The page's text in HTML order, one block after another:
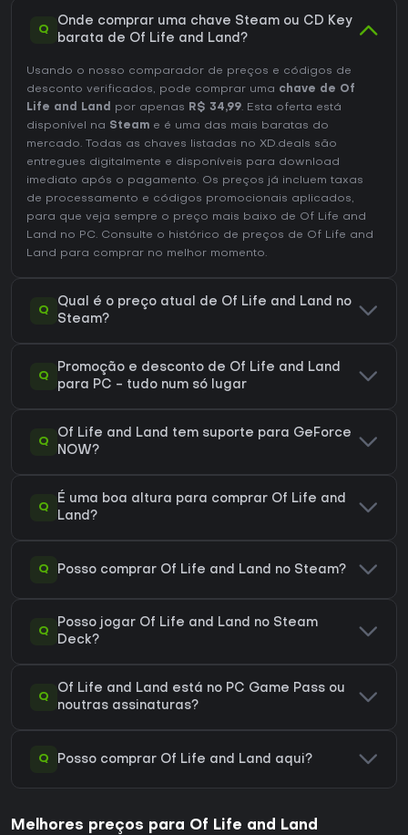
Q
Onde comprar uma chave Steam ou CD Key
barata de Of Life and Land?
Usando o nosso comparador de preços e códigos de
desconto verificados, pode comprar uma chave de Of
Life and Land
por apenas R$ 34,99. Esta oferta está
disponível na Steam e é uma das mais baratas do
mercado. Todas as chaves listadas no XD.deals são
entregues digitalmente e disponíveis para download
imediato após o pagamento. Os preços já incluem taxas
de processamento e códigos promocionais aplicados,
para que veja sempre o preço mais baixo de Of Life and
Land no PC. Consulte o histórico de preços de Of Life and
Land para comprar no melhor momento.
Q
Qual é o preço atual de Of Life and Land no
Steam?
Q
Promoção e desconto de Of Life and Land
para PC - tudo num só lugar
Q
Of Life and Land tem suporte para GeForce
NOW?
Q
É uma boa altura para comprar Of Life and
Land?
Q Posso comprar Of Life and Land no Steam?
Q
Posso jogar Of Life and Land no Steam
Deck?
Q
Of Life and Land está no PC Game Pass ou
noutras assinaturas?
Q Posso comprar Of Life and Land aqui?
Melhores preços para Of Life and Land